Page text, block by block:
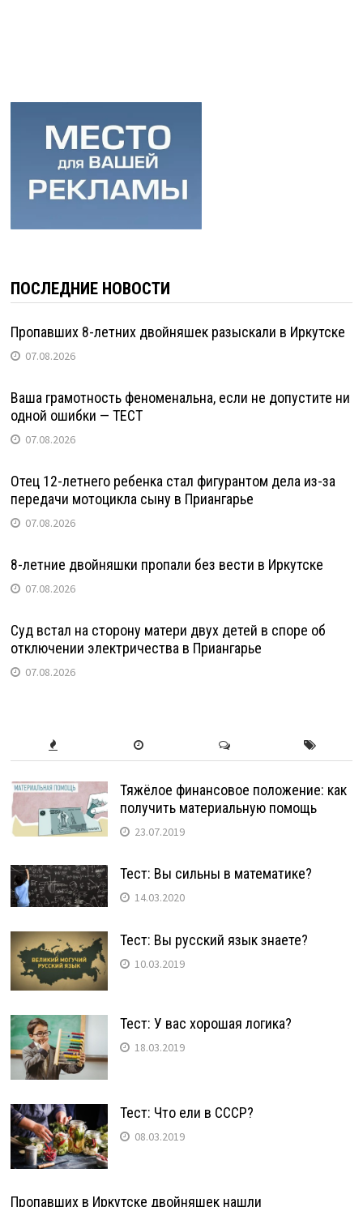
ПОСЛЕДНИЕ НОВОСТИ
Пропавших 8-летних двойняшек разыскали в Иркутске
07.08.2026
Ваша грамотность феноменальна, если не допустите ни
одной ошибки — ТЕСТ
07.08.2026
Отец 12-летнего ребенка стал фигурантом дела из-за
передачи мотоцикла сыну в Приангарье
07.08.2026
8-летние двойняшки пропали без вести в Иркутске
07.08.2026
Суд встал на сторону матери двух детей в споре об
отключении электричества в Приангарье
07.08.2026
Тяжёлое финансовое положение: как
получить материальную помощь
23.07.2019
Тест: Вы сильны в математике?
14.03.2020
Тест: Вы русский язык знаете?
10.03.2019
Тест: У вас хорошая логика?
18.03.2019
Тест: Что ели в СССР?
08.03.2019
Пропавших в Иркутске двойняшек нашли